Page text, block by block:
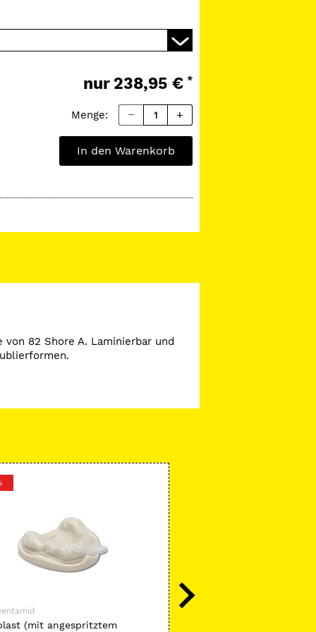
Sportmundschutz wie den
nur 238,95 € *
Menge:
In den Warenkorb
82 Shore A. Laminierbar und
(mit angespritztem